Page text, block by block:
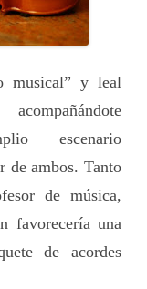
musical” y leal
escenario
de ambos. Tanto
de música,
favorecería una
de acordes